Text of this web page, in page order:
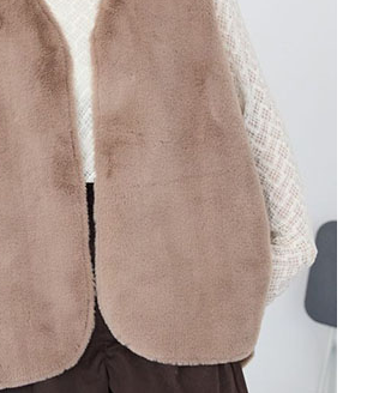
【注意事項】
１．透過由恩沛科技股份有限公司提供之
交易，需依本服務之必要範圍內提供個人
求債權轉讓予恩沛科技股份有限公司。
２．關於個人資料處理事宜，請瀏覽以下網
https://aftee.tw/terms/#terms3
３．未成年的使用者請事先徵得法定代理
「AFTEE先享後付」，若未經同意申辦者
任。
４．使用「AFTEE先享後付」時，將依據
即時審查核予不同之上限額度；若仍有額
結果請求用戶進行身份認證。
５．嚴禁一人註冊多個帳號或使用他人資
形，恩沛科技股份有限公司將有權停止該用
動。
7-11取貨付款
每筆NT$60，滿NT$888(含以上)免運費
7-11純取貨
每筆NT$60，滿NT$888(含以上)免運費
宅配
每筆NT$90，滿NT$888(含以上)免運費